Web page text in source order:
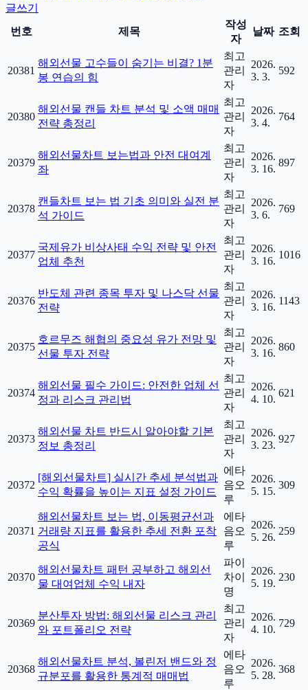
글쓰기
번호
제목
작성
자
날짜 조회
20381
해외선물 고수들이 숨기는 비결? 1분
봉 연습의 힘
최고
관리
자
2026.
3. 3.
592
20380
해외선물 캔들 차트 분석 및 소액 매매
전략 총정리
최고
관리
자
2026.
3. 4.
764
20379
해외선물차트 보는법과 안전 대여계
좌
최고
관리
자
2026.
3. 16.
897
20378
캔들차트 보는 법 기초 의미와 실전 분
석 가이드
최고
관리
자
2026.
3. 6.
769
20377
국제유가 비상사태 수익 전략 및 안전
업체 추천
최고
관리
자
2026.
3. 16.
1016
20376
반도체 관련 종목 투자 및 나스닥 선물
전략
최고
관리
자
2026.
3. 16.
1143
20375
호르무즈 해협의 중요성 유가 전망 및
선물 투자 전략
최고
관리
자
2026.
3. 16.
860
20374
해외선물 필수 가이드: 안전한 업체 선
정과 리스크 관리법
최고
관리
자
2026.
4. 10.
621
20373
해외선물 차트 반드시 알아야할 기본
정보 총정리
최고
관리
자
2026.
3. 23.
927
20372
[해외선물차트] 실시간 추세 분석법과
수익 확률을 높이는 지표 설정 가이드
에타
음오
루
2026.
5. 15.
309
20371
해외선물차트 보는 법, 이동평균선과
거래량 지표를 활용한 추세 전환 포착
공식
에타
음오
루
2026.
5. 26.
259
20370
해외선물차트 패턴 공부하고 해외선
물 대여업체 수익 내자
파이
차이
명
2026.
5. 19.
230
20369
분산투자 방법: 해외선물 리스크 관리
와 포트폴리오 전략
최고
관리
자
2026.
4. 10.
729
20368
해외선물차트 분석, 볼린저 밴드와 정
규분포를 활용한 통계적 매매법
에타
음오
루
2026.
5. 28.
368